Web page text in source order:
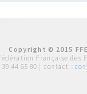
Copyright © 2015
Française des
39 44 65 80 | contact :